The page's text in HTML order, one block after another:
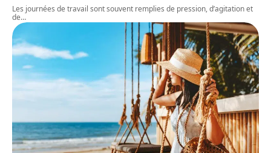
Les journées de travail sont souvent remplies de pression, d’agitation et
de…